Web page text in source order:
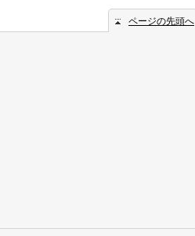
ページの先頭へ